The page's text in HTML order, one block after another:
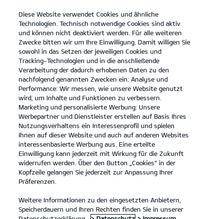
open
menu
KONTAKT
... ANGEBOTE
KIA SERVICEANGEBOTE
Angebote
Unsere Service Angebote.
Wir haben eine Reihe von Service Angeboten für Kia Besitzer,
Diese Website verwendet Cookies und ähnliche
Technologien. Technisch notwendige Cookies sind aktiv
und können nicht deaktiviert werden. Für alle weiteren
Zwecke bitten wir um Ihre Einwilligung. Damit willigen Sie
sowohl in das Setzen der jeweiligen Cookies und
Tracking-Technologien und in die anschließende
Verarbeitung der dadurch erhobenen Daten zu den
nachfolgend genannten Zwecken ein: Analyse und
Performance: Wir messen, wie unsere Website genutzt
wird, um Inhalte und Funktionen zu verbessern.
Marketing und personalisierte Werbung: Unsere
Werbepartner und Dienstleister erstellen auf Basis Ihres
Nutzungsverhaltens ein Interessenprofil und spielen
Ihnen auf dieser Website und auch auf anderen Websites
interessenbasierte Werbung aus. Eine erteilte
Einwilligung kann jederzeit mit Wirkung für die Zukunft
widerrufen werden. Über den Button „Cookies“ in der
Kopfzeile gelangen Sie jederzeit zur Anpassung Ihrer
Präferenzen.
Weitere Informationen zu den eingesetzten Anbietern,
Speicherdauern und Ihren Rechten finden Sie in unserer